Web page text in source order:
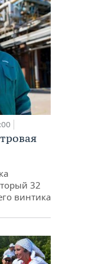
32
винтика